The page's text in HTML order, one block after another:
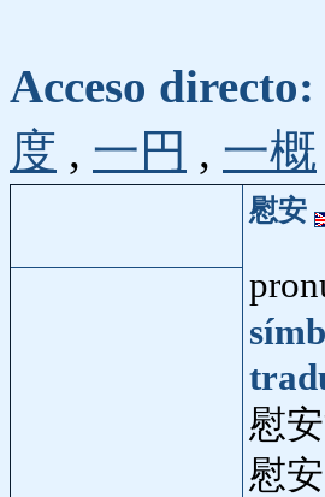
Acceso directo:
度 , 一円 , 一概
慰安
慰
慰